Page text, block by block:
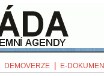
DEMOVERZE E-